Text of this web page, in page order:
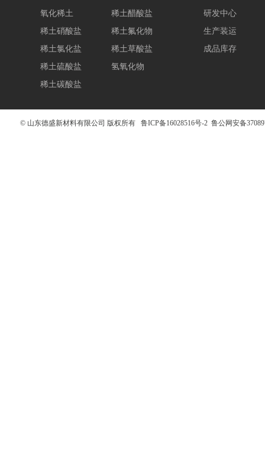
氧化稀土
稀土硝酸盐
稀土氯化盐
稀土硫酸盐
稀土碳酸盐
稀土醋酸盐
稀土氟化物
稀土草酸盐
氢氧化物
研发中心
生产装运
成品库存
© 山东德盛新材料有限公司 版权所有 鲁ICP备16028516号-2 鲁公网安备